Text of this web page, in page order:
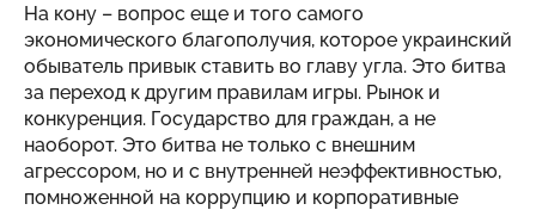
На кону – вопрос еще и того самого
экономического благополучия, которое украинский
обыватель привык ставить во главу угла. Это битва
за переход к другим правилам игры. Рынок и
конкуренция. Государство для граждан, а не
наоборот. Это битва не только с внешним
агрессором, но и с внутренней неэффективностью,
помноженной на коррупцию и корпоративные